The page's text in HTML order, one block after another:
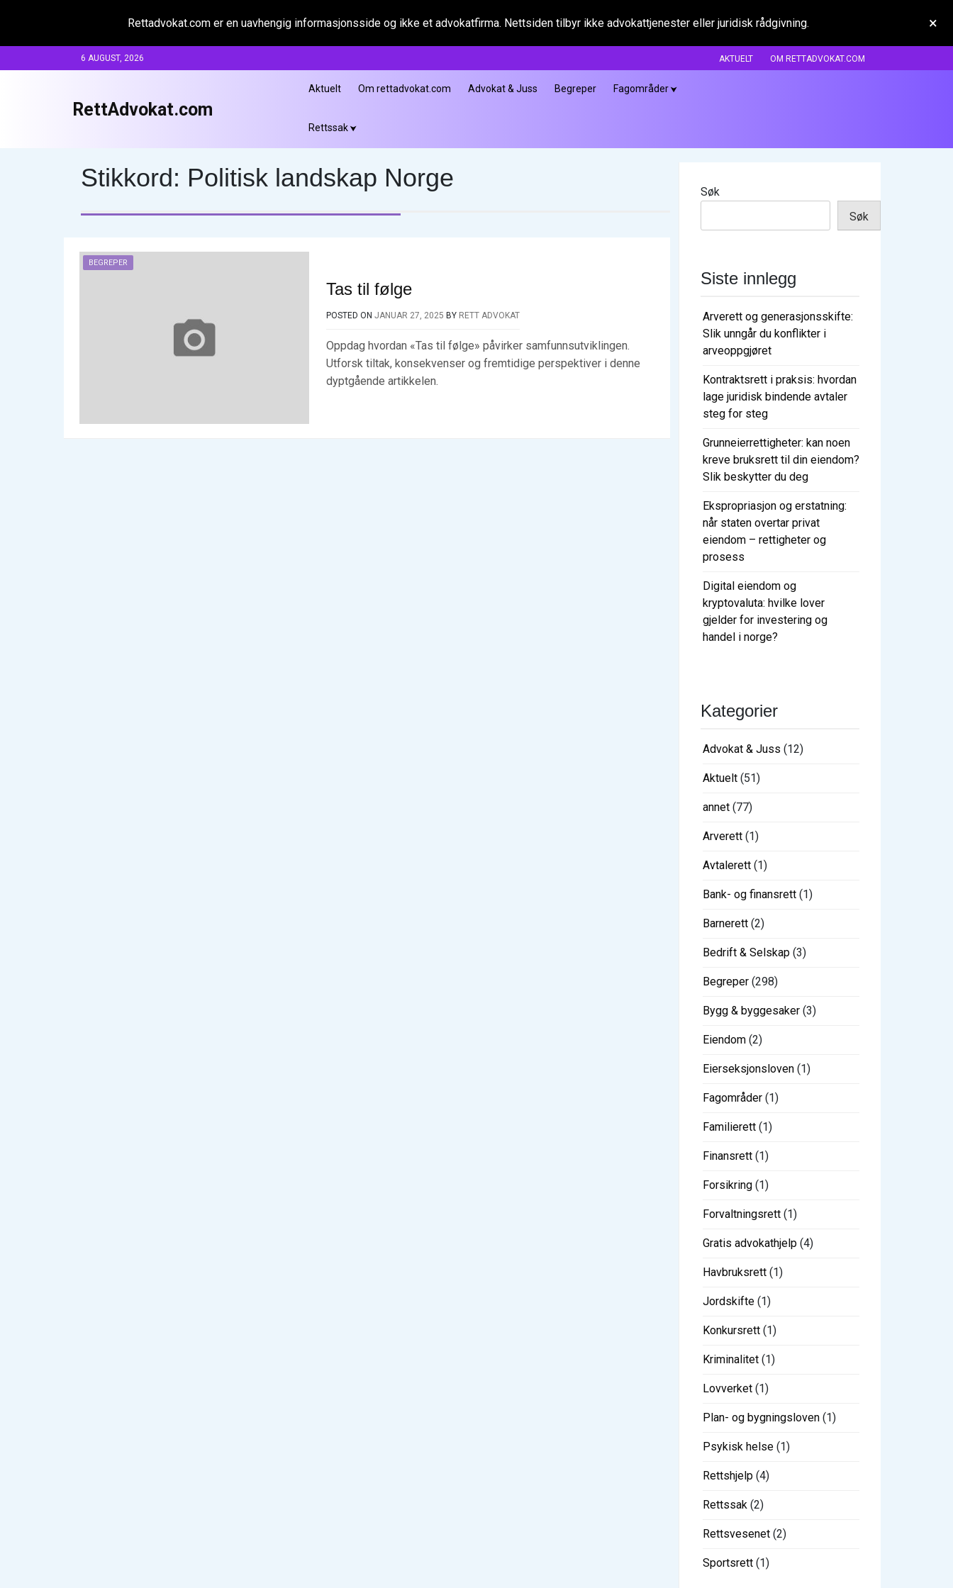
Rettadvokat.com er en uavhengig informasjonsside og ikke et advokatfirma. Nettsiden tilbyr ikke advokattjenester eller juridisk rådgivning. ×
to
6 AUGUST, 2026 AKTUELT OM RETTADVOKAT.COM
RettAdvokat.com
Aktuelt Om rettadvokat.com Advokat & Juss Begreper Fagområder
Rettssak
Stikkord: Politisk landskap Norge
BEGREPER
Tas til følge
POSTED ON JANUAR 27, 2025 BY RETT ADVOKAT
Oppdag hvordan «Tas til følge» påvirker samfunnsutviklingen.
Utforsk tiltak, konsekvenser og fremtidige perspektiver i denne
dyptgående artikkelen.
Søk
Søk
Siste innlegg
Arverett og generasjonsskifte:
Slik unngår du konflikter i
arveoppgjøret
Kontraktsrett i praksis: hvordan
lage juridisk bindende avtaler
steg for steg
Grunneierrettigheter: kan noen
kreve bruksrett til din eiendom?
Slik beskytter du deg
Ekspropriasjon og erstatning:
når staten overtar privat
eiendom – rettigheter og
prosess
Digital eiendom og
kryptovaluta: hvilke lover
gjelder for investering og
handel i norge?
Kategorier
Advokat & Juss (12)
Aktuelt (51)
annet (77)
Arverett (1)
Avtalerett (1)
Bank- og finansrett (1)
Barnerett (2)
Bedrift & Selskap (3)
Begreper (298)
Bygg & byggesaker (3)
Eiendom (2)
Eierseksjonsloven (1)
Fagområder (1)
Familierett (1)
Finansrett (1)
Forsikring (1)
Forvaltningsrett (1)
Gratis advokathjelp (4)
Havbruksrett (1)
Jordskifte (1)
Konkursrett (1)
Kriminalitet (1)
Lovverket (1)
Plan- og bygningsloven (1)
Psykisk helse (1)
Rettshjelp (4)
Rettssak (2)
Rettsvesenet (2)
Sportsrett (1)